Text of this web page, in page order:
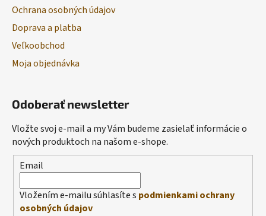
Ochrana osobných údajov
Doprava a platba
Veľkoobchod
Moja objednávka
Odoberať newsletter
Vložte svoj e-mail a my Vám budeme zasielať informácie o
nových produktoch na našom e-shope.
Email
Vložením e-mailu súhlasíte s podmienkami ochrany
osobných údajov